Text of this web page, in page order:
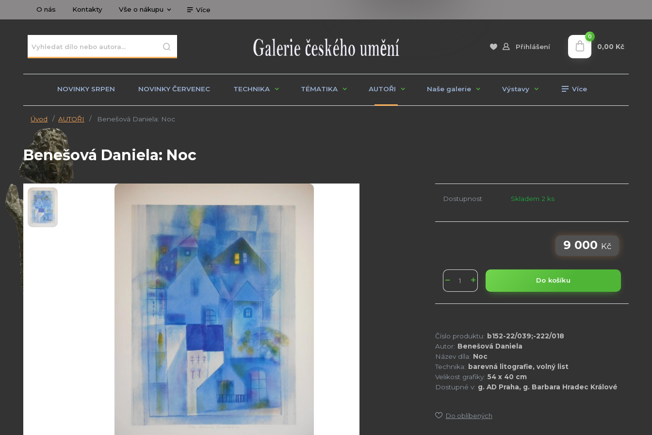
O nás Kontakty Vše o nákupu Více
Přihlášení
0
0,00 Kč
NOVINKY SRPEN NOVINKY ČERVENEC TECHNIKA TÉMATIKA AUTOŘI Naše galerie Výstavy Více
Úvod AUTOŘI Benešová Daniela: Noc
Benešová Daniela: Noc
Dostupnost Skladem 2 ks
9 000 Kč
Do košíku
Číslo produktu: b152-22/039;-222/018
Autor: Benešová Daniela
Název díla: Noc
Technika: barevná litografie, volný list
Velikost grafiky: 54 x 40 cm
Dostupné v: g. AD Praha, g. Barbara Hradec Králové
Do oblíbených